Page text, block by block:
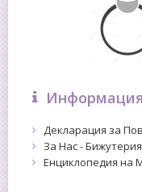
Информация
Декларация за
За Нас -
Енциклопедия на